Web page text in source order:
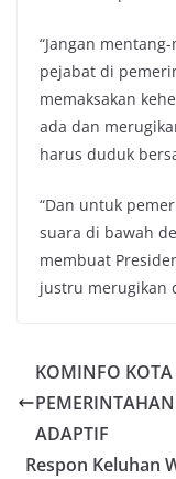
“Jangan
pejabat di
memaksakan
ada dan
harus duduk
“Dan untuk
suara di bawah
membuat
justru merugikan
KOMINFO
ADAPTIF
Respon Keluhan